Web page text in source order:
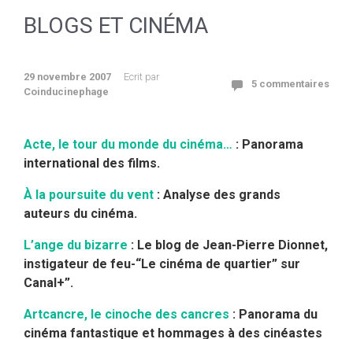
BLOGS ET CINÉMA
29 novembre 2007
Ecrit par
Coinducinephage
5 commentaires
Acte, le tour du monde du cinéma… : Panorama
international des films.
À la poursuite du vent : Analyse des grands
auteurs du cinéma.
L’ange du bizarre : Le blog de Jean-Pierre Dionnet,
instigateur de feu-“Le cinéma de quartier” sur
Canal+”.
Artcancre, le cinoche des cancres : Panorama du
cinéma fantastique et hommages à des cinéastes